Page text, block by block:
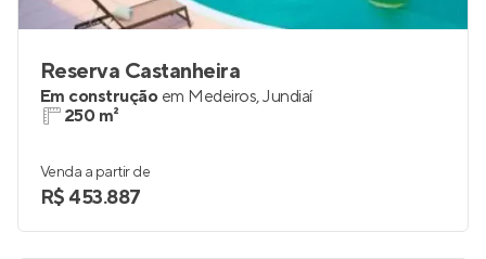
Reserva Castanheira
Em construção em Medeiros,Jundiaí
250 m²
Venda a partir de
R$ 453.887